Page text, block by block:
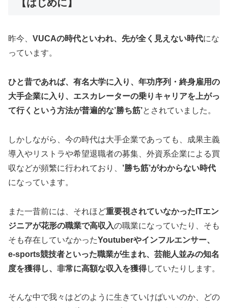
【はじめに】
昨今、 VUCAの時代といわれ、先が全く見えない時代にな
っています。
ひと昔であれば、有名大学に入り、年功序列・終身雇用の
大手企業に入り、エスカレーターの乗りキャリアを上がっ
て行くという方法が普遍的な’勝ち筋’とされていました。
しかしながら、今の時代は大手企業であっても、成果主義
導入やリストラや希望退職者の募集、外資系企業による買
収などが頻繁に行われており、 ’勝ち筋’がわからない時代
になっています。
また一昔前には、それほど重要視されていなかったITエン
ジニアが花形の職業で高収入の職業になっていたり、そも
そも存在していなかったYoutuberやインフルエンサー、
e-sports競技者といった職業が生まれ、芸能人並みの知名
度を獲得し、非常に高額な収入を獲得していたりします。
そんな中で我々はどのように生きていけばいいのか、どの